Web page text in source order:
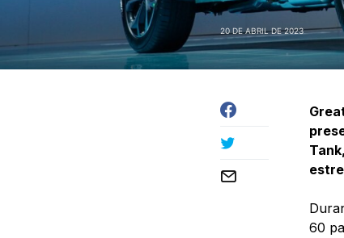
20 DE ABRIL DE 2023
60